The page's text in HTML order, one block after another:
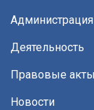
Администрация
Деятельность
Правовые акты
Новости